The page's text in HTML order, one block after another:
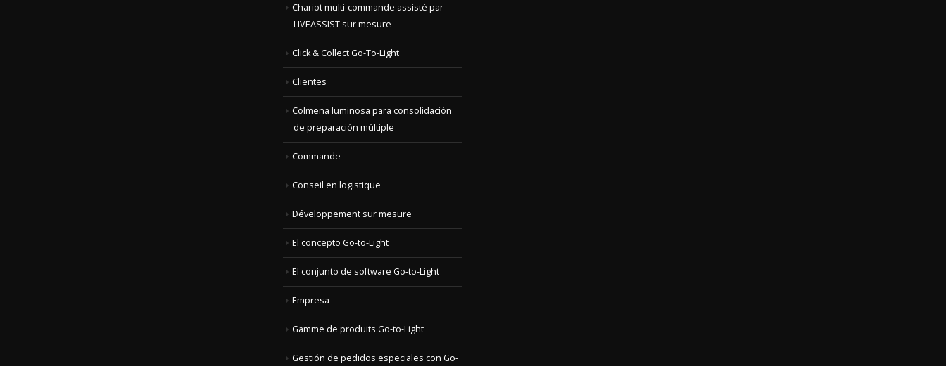
Chariot multi-commande assisté par
LIVEASSIST sur mesure
Click & Collect Go-To-Light
Clientes
Colmena luminosa para consolidación
de preparación múltiple
Commande
Conseil en logistique
Développement sur mesure
El concepto Go-to-Light
El conjunto de software Go-to-Light
Empresa
Gamme de produits Go-to-Light
Gestión de pedidos especiales con Go-